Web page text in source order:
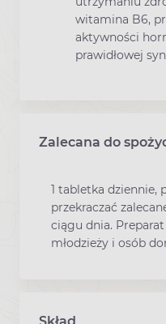
witamina B6,
aktywności
prawidłowej
Zalecana do
1 tabletka dziennie,
przekraczać
ciągu dnia.
młodzieży i osób